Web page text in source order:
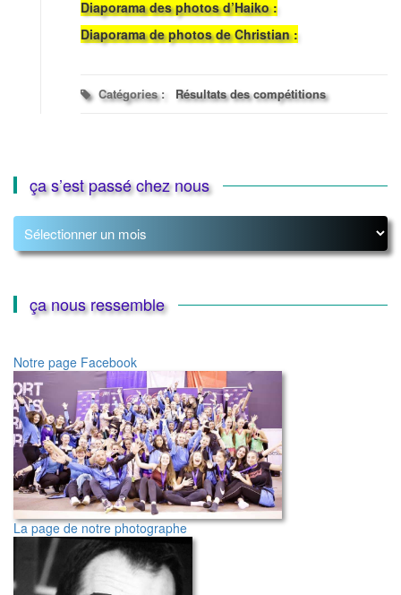
Diaporama des photos d’Haiko :
Diaporama de photos de Christian :
Catégories : Résultats des compétitions
ça s’est passé chez nous
ça
s’est
passé
nousça nous ressemble
Notre page Facebook
La page de notre photographe